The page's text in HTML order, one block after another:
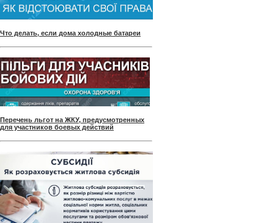
Что делать, если дома холодные батареи
Перечень льгот на ЖКУ, предусмотренных
для участников боевых действий